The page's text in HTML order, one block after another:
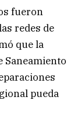
fueron
redes de
que la
Saneamiento
pueda